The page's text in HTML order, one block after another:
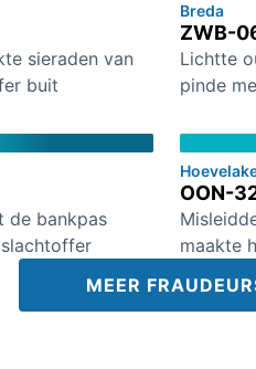
sieraden van
buit
Breda
ZWB-
Lichtte
pinde
de bankpas
OON-
maakte
MEER